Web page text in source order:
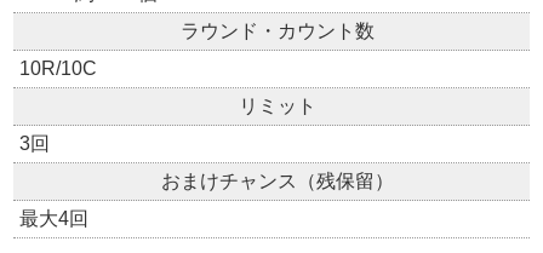
ラウンド・カウント数
10R/10C
リミット
3回
おまけチャンス（残保留）
最大4回